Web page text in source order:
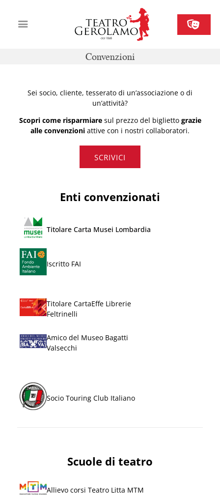
Convenzioni
Biglietteria
Il Gerolamo
Organizza il tuo evento
Contatti
Sei socio, cliente, tesserato di un’associazione o di
un’attività?
Scopri come risparmiaresul prezzo del biglietto grazie
alle convenzioni attive con i nostri collaboratori.
SCRIVICI
Enti convenzionati
Titolare Carta Musei Lombardia
Iscritto FAI
Titolare CartaEffe Librerie
Feltrinelli
Amico del Museo Bagatti
Valsecchi
Socio Touring Club Italiano
Scuole di teatro
Allievo corsi Teatro Litta MTM